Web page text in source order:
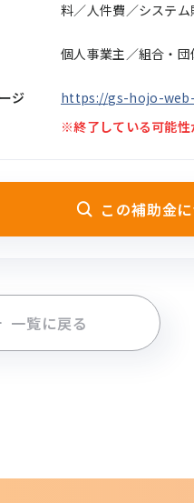
料／人件費／システ
個人事業主／組合・団
ジ
https://gs-hojo-
※終了している可能性
この補助金
一覧に戻る